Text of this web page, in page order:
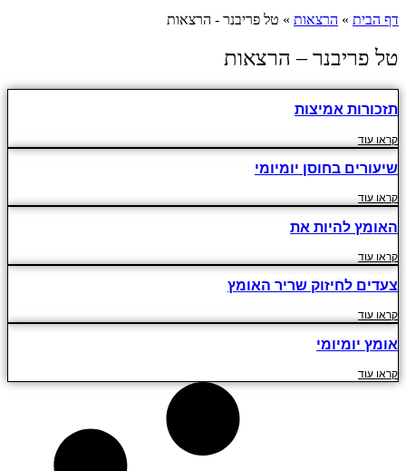
דף הבית » הרצאות » טל פריבנר - הרצאות
טל פריבנר – הרצאות
תזכורות אמיצות
קראו עוד
שיעורים בחוסן יומיומי
קראו עוד
האומץ להיות את
קראו עוד
צעדים לחיזוק שריר האומץ
קראו עוד
אומץ יומיומי
קראו עוד